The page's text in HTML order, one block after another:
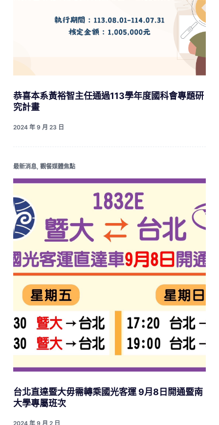
恭喜本系黃裕智主任通過113學年度國科會專題研
究計畫
2024 年 9 月 23 日
最新消息, 觀餐媒體焦點
台北直達暨大毋需轉乘國光客運 9月8日開通暨南
大學專屬班次
2024 年 9 月 2 日